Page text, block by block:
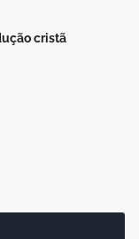
cristã